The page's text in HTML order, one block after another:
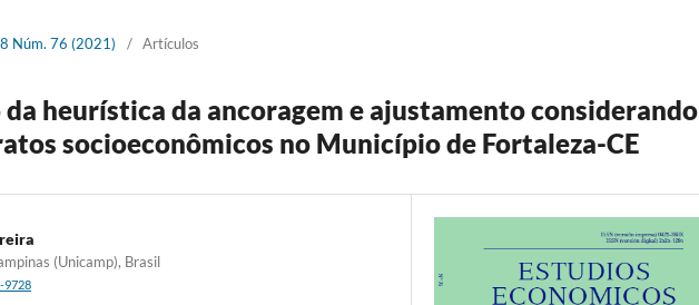
Núm. 76 (2021) / Artículos
da heurística da ancoragem e ajustamento considerando
socioeconômicos no Município de Fortaleza-CE
(Unicamp), Brasil
9728